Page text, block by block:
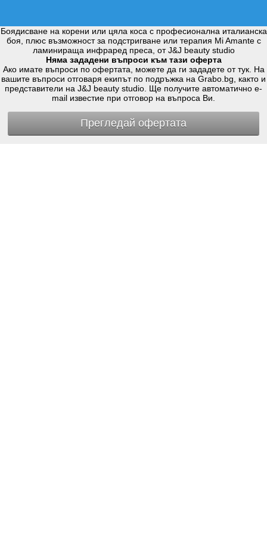
Боядисване на корени или цяла коса с професионална италианска
боя, плюс възможност за подстригване или терапия Mi Amante с
ламинираща инфраред преса, от J&J beauty studio
Няма зададени въпроси към тази оферта
Ако имате въпроси по офертата, можете да ги зададете от тук. На
вашите въпроси отговаря екипът по подръжка на Grabo.bg, както и
представители на J&J beauty studio. Ще получите автоматично e-
mail известие при отговор на въпроса Ви.
Прегледай офертата